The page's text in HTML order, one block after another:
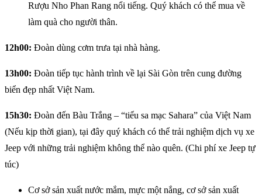
Rượu Nho Phan Rang nổi tiếng. Quý khách có thể mua về
làm quà cho người thân.
12h00: Đoàn dùng cơm trưa tại nhà hàng.
13h00: Đoàn tiếp tục hành trình về lại Sài Gòn trên cung đường
biển đẹp nhất Việt Nam.
15h30: Đoàn đến Bàu Trắng – “tiểu sa mạc Sahara” của Việt Nam
(Nếu kịp thời gian), tại đây quý khách có thể trải nghiệm dịch vụ xe
Jeep với những trải nghiệm không thể nào quên. (Chi phí xe Jeep tự
túc)
Cơ sở sản xuất nước mắm, mực một nắng, cơ sở sản xuất